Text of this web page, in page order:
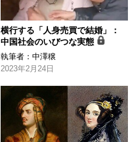
横行する「人身売買で結婚」：
中国社会のいびつな実態
執筆者：中澤穣
2023年2月24日